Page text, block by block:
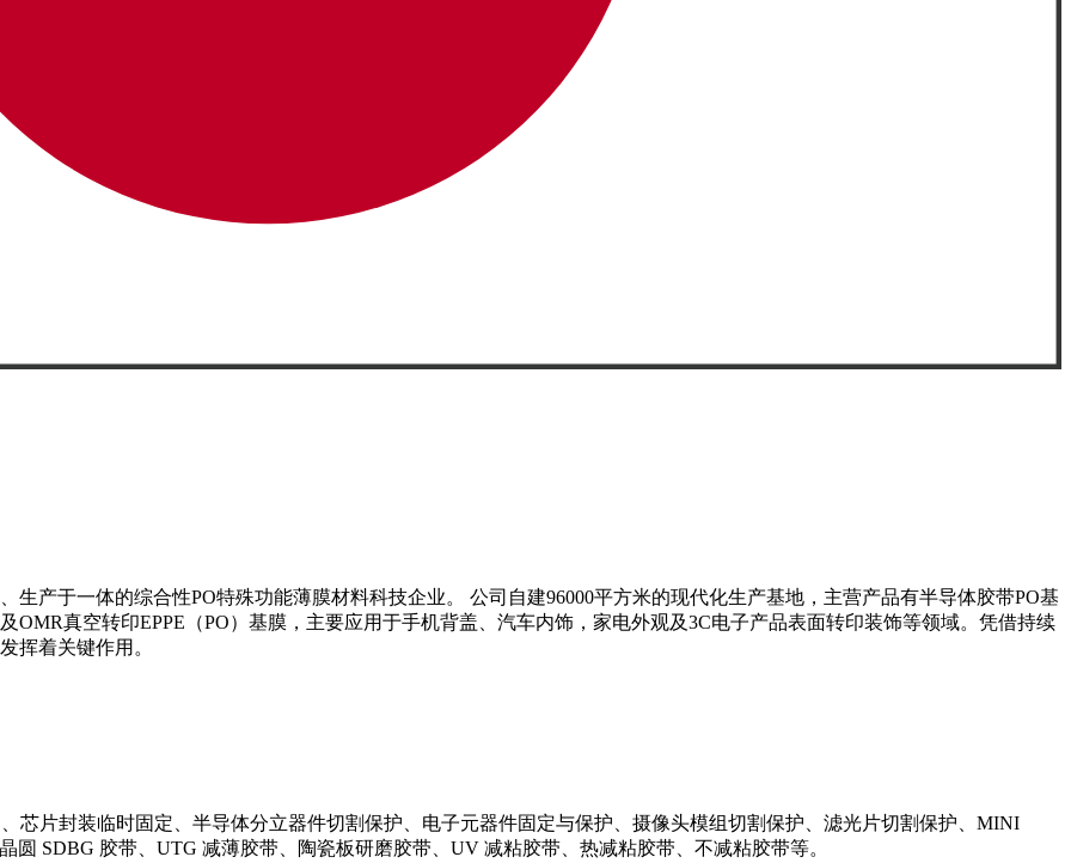
生产于一体的综合性PO特殊功能薄膜材料科技企业。 公司自建96000平方米的现代化生产基地，主营产品有半导体胶带PO基
OMR真空转印EPPE（PO）基膜，主要应用于手机背盖、汽车内饰，家电外观及3C电子产品表面转印装饰等领域。凭借持续
挥着关键作用。
芯片封装临时固定、半导体分立器件切割保护、电子元器件固定与保护、摄像头模组切割保护、滤光片切割保护、MINI
SDBG 胶带、UTG 减薄胶带、陶瓷板研磨胶带、UV 减粘胶带、热减粘胶带、不减粘胶带等。